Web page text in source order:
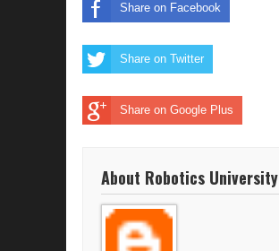
Share on Facebook
Share on Twitter
Share on Google Plus
About Robotics University